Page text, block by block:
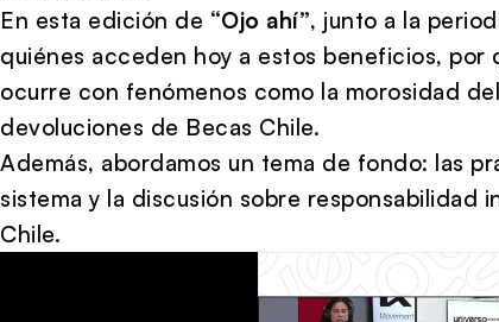
En esta edición de “Ojo ahí”, junto a la
quiénes acceden hoy a estos beneficios, por
ocurre con fenómenos como la morosidad del
devoluciones de Becas Chile.
Además, abordamos un tema de fondo: las
sistema y la discusión sobre responsabilidad
Chile.